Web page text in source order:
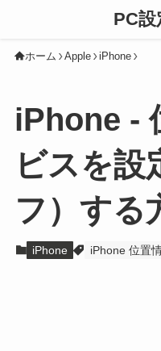
PC
ホーム Apple iPhone
iPhone -
ビスを設
フ）する
iPhone iPhone 位置